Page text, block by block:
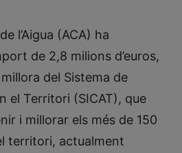
l’Aigua (ACA) ha
de 2,8 milions d’euros,
del Sistema de
el Territori (SICAT), que
i millorar els més de 150
territori, actualment